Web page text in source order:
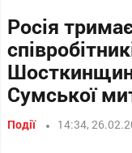
Росія
Сумської
Події 14:34,